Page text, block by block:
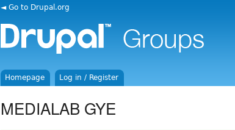
◄ Go to Drupal.org
Homepage Log in / Register
MEDIALAB GYE